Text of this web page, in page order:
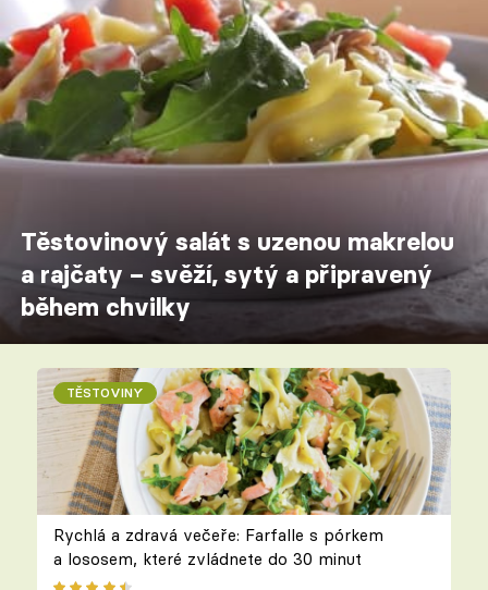
Těstovinový salát s uzenou makrelou
a rajčaty – svěží, sytý a připravený
během chvilky
TĚSTOVINY
Rychlá a zdravá večeře: Farfalle s pórkem
a lososem, které zvládnete do 30 minut